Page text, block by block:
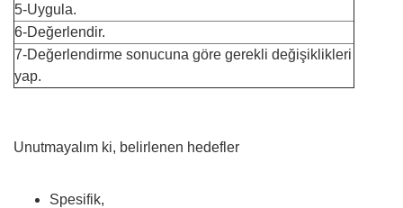
5-Uygula.
6-Değerlendir.
7-Değerlendirme sonucuna göre gerekli değişiklikleri
yap.
Unutmayalım ki, belirlenen hedefler
Spesifik,